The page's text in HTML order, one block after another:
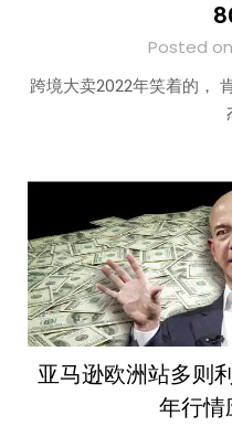
Posted on
跨境大卖2022年笑着的，
亚马逊欧洲站多则
年行情